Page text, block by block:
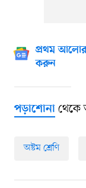
প্রথম
করুন
পড়াশোনা
অষ্টম শ্রেণি